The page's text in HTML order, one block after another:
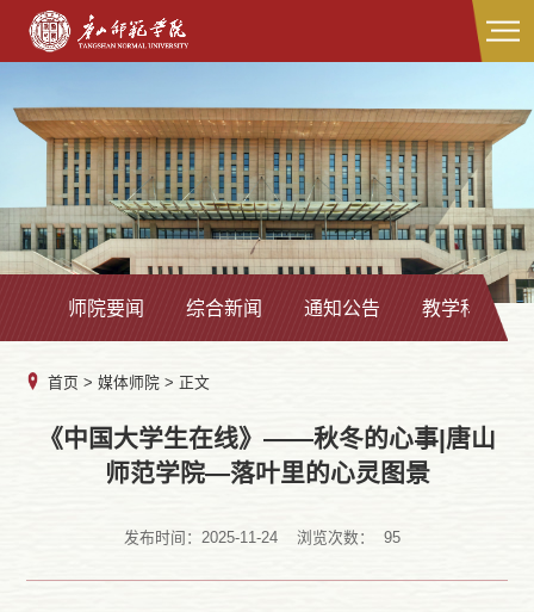
师院要闻 综合新闻 通知公告 教学科研
首页 > 媒体师院 > 正文
《中国大学生在线》——秋冬的心事|唐山
师范学院—落叶里的心灵图景
发布时间：2025-11-24 浏览次数： 95